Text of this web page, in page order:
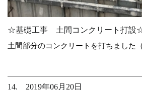
☆基礎工事 土間コンクリート打設
土間部分のコンクリートを打ちました
14. 2019年06月20日